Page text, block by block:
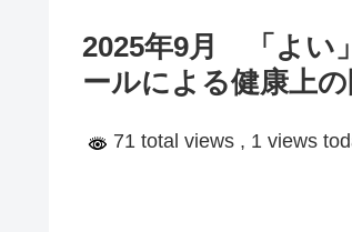
2025年9月 「よい
ールによる健康上の
71 total views , 1 views